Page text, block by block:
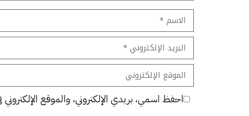
الاسم
البريد
الإلكتروني
الموقع
الإلكتروني
احفظ اسمي، بريدي الإلكتروني، والموقع